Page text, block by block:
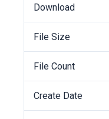
Download
File Size
File Count
Create Date